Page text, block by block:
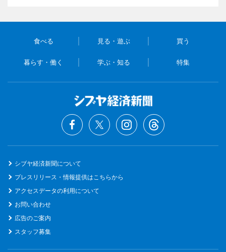
食べる 見る・遊ぶ 買う
暮らす・働く 学ぶ・知る 特集
シブヤ経済新聞について
プレスリリース・情報提供はこちらから
アクセスデータの利用について
お問い合わせ
広告のご案内
スタッフ募集